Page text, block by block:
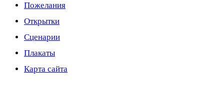
Пожелания
Открытки
Сценарии
Плакаты
Карта сайта